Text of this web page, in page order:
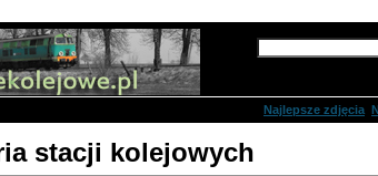
Najlepsze zdjęcia
stacji kolejowych